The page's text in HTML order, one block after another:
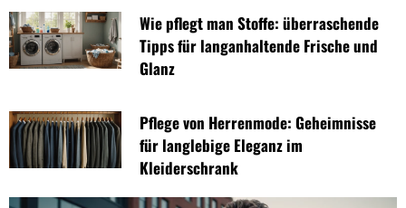
Wie pflegt man Stoffe: überraschende
Tipps für langanhaltende Frische und
Glanz
Pflege von Herrenmode: Geheimnisse
für langlebige Eleganz im
Kleiderschrank